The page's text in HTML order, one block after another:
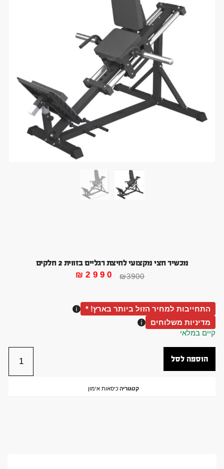
מכשיר חצי מקצועי לחיצת רגליים בזווית 2 חלקים
₪3900
₪2990
התחייבות למחיר הזול ביותר בארץ! *
מדיניות משלוחים
קיים במלאי
הוספה לסל
קטגוריה כיסאות אימון